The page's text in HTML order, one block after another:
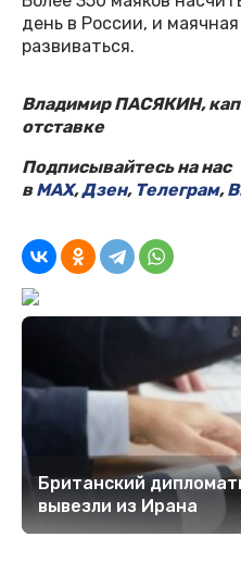
день в России, и
развиваться.
Владимир ПАСЯКИН,
отставке
Подписывайтесь на нас
вMAX,Дзен, Телеграм,
Британский
вывезли из Ирана